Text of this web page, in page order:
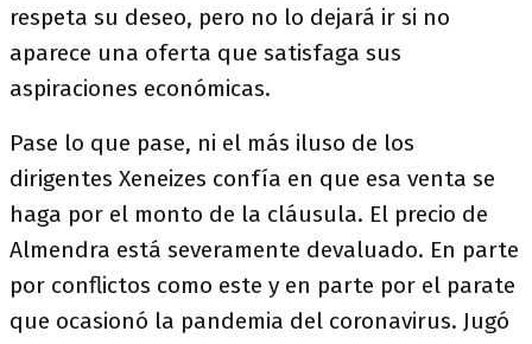
respeta su deseo, pero no lo dejará ir si no
aparece una oferta que satisfaga sus
aspiraciones económicas.
Pase lo que pase, ni el más iluso de los
dirigentes Xeneizes confía en que esa venta se
haga por el monto de la cláusula. El precio de
Almendra está severamente devaluado. En parte
por conflictos como este y en parte por el parate
que ocasionó la pandemia del coronavirus. Jugó